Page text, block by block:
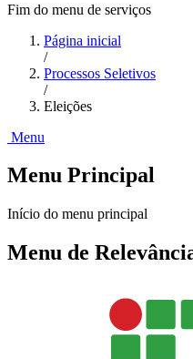
Fim do menu de serviços
Página inicial
/
Processos Seletivos
/
Eleições
Menu
Menu Principal
Início do menu principal
Menu de